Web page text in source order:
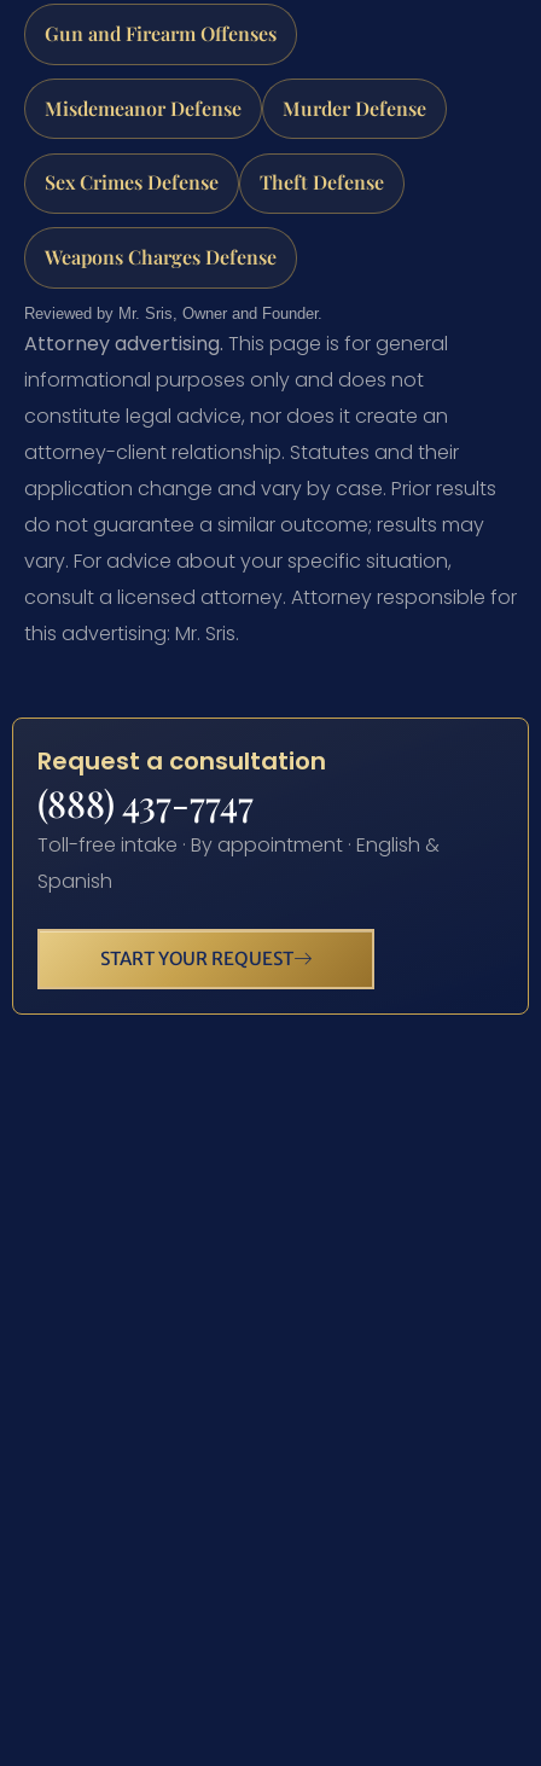
Gun and Firearm Offenses
Misdemeanor Defense Murder Defense
Sex Crimes Defense Theft Defense
Weapons Charges Defense
Reviewed by Mr. Sris, Owner and Founder.
Attorney advertising. This page is for general
informational purposes only and does not
constitute legal advice, nor does it create an
attorney-client relationship. Statutes and their
application change and vary by case. Prior results
do not guarantee a similar outcome; results may
vary. For advice about your specific situation,
consult a licensed attorney. Attorney responsible for
this advertising: Mr. Sris.
Request a consultation
(888) 437-7747
Toll-free intake · By appointment · English &
Spanish
START YOUR REQUEST